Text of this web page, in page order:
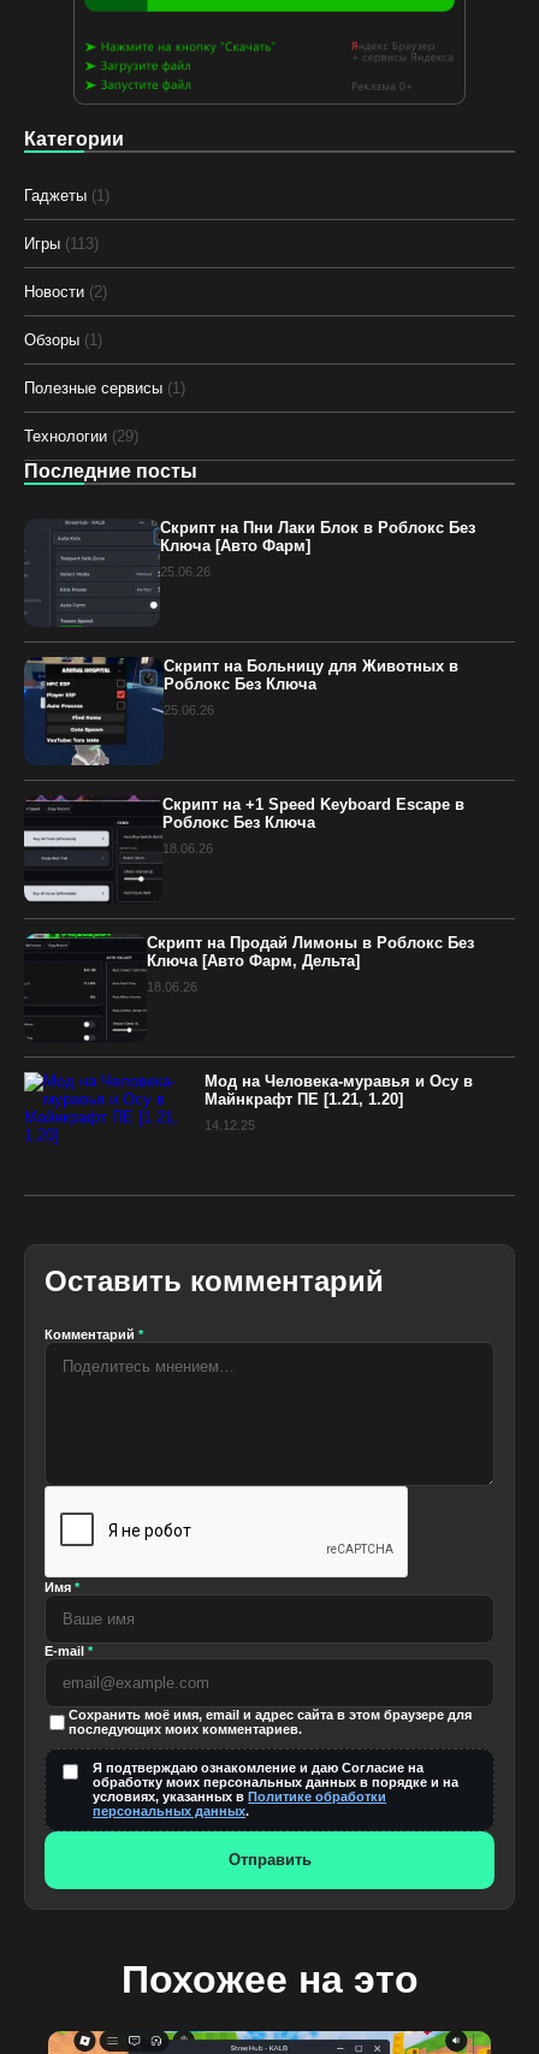
Категории
Гаджеты (1)
Игры (113)
Новости (2)
Обзоры (1)
Полезные сервисы (1)
Технологии (29)
Последние посты
Скрипт на Пни Лаки Блок в Роблокс Без
Ключа [Авто Фарм]
25.06.26
Скрипт на Больницу для Животных в
Роблокс Без Ключа
25.06.26
Скрипт на +1 Speed Keyboard Escape в
Роблокс Без Ключа
18.06.26
Скрипт на Продай Лимоны в Роблокс Без
Ключа [Авто Фарм, Дельта]
18.06.26
Мод на Человека-муравья и Осу в
Майнкрафт ПЕ [1.21, 1.20]
14.12.25
Оставить комментарий
Комментарий *
Имя *
E-mail *
Сохранить моё имя, email и адрес сайта в этом браузере для
последующих моих комментариев.
Я подтверждаю ознакомление и даю Согласие на
обработку моих персональных данных в порядке и на
условиях, указанных в Политике обработки
персональных данных.
Отправить
Похожее на это